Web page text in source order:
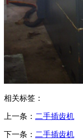
相关标签：
上一条： 二手插齿机
下一条： 二手插齿机